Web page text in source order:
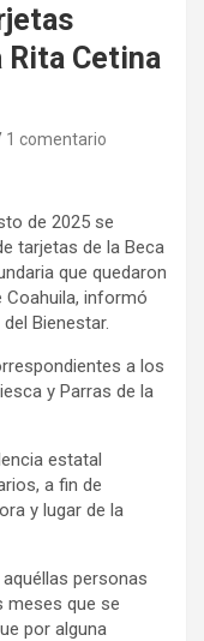
Rita Cetina
1 comentario
de 2025 se
tarjetas de la Beca
que quedaron
Coahuila, informó
Bienestar.
a los
y Parras de la
estatal
a fin de
y lugar de la
personas
meses que se
por alguna